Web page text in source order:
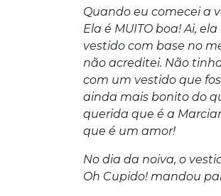
Quando eu comecei a
Ela é MUITO boa! Ai,
vestido com base no
não acreditei. Não
com um vestido que
ainda mais bonito do
querida que é a
que é um amor!
No dia da noiva, o
Oh Cupido! mandou